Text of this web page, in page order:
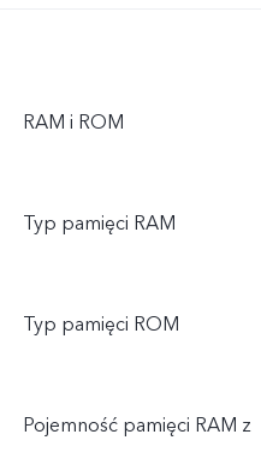
RAM i ROM
Typ pamięci RAM
Typ pamięci ROM
Pojemność pamięci RAM z